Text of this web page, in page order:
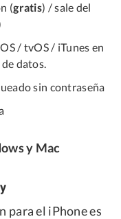
(gratis) / sale del
/ tvOS / iTunes en
datos.
sin contraseña
y Mac
para el iPhone es